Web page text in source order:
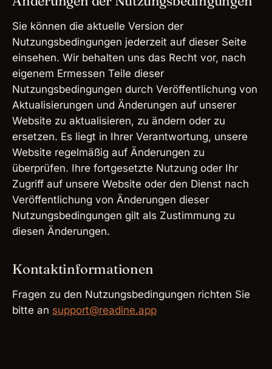
Sie können die aktuelle Version der
Nutzungsbedingungen jederzeit auf dieser Seite
einsehen. Wir behalten uns das Recht vor, nach
eigenem Ermessen Teile dieser
Nutzungsbedingungen durch Veröffentlichung von
Aktualisierungen und Änderungen auf unserer
Website zu aktualisieren, zu ändern oder zu
ersetzen. Es liegt in Ihrer Verantwortung, unsere
Website regelmäßig auf Änderungen zu
überprüfen. Ihre fortgesetzte Nutzung oder Ihr
Zugriff auf unsere Website oder den Dienst nach
Veröffentlichung von Änderungen dieser
Nutzungsbedingungen gilt als Zustimmung zu
diesen Änderungen.
Kontaktinformationen
Fragen zu den Nutzungsbedingungen richten Sie
bitte an support@readine.app